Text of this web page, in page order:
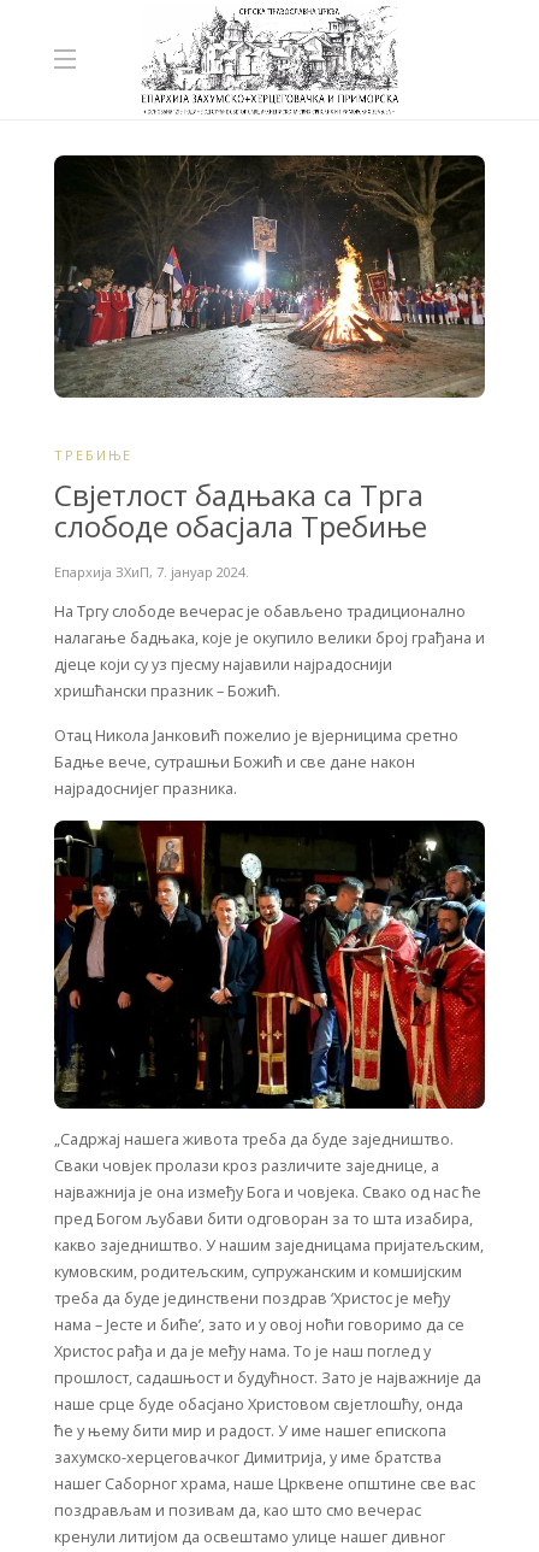
ТРЕБИЊЕ
Свјетлост бадњака са Трга
слободе обасјала Требиње
Епархија ЗХиП, 7. јануар 2024.
На Тргу слободе вечерас је обављено традиционално
налагање бадњака, које је окупило велики број грађана и
дјеце који су уз пјесму најавили најрадоснији
хришћански празник – Божић.
Отац Никола Јанковић пожелио је вјерницима сретно
Бадње вече, сутрашњи Божић и све дане након
најрадоснијег празника.
„Садржај нашега живота треба да буде заједништво.
Сваки човјек пролази кроз различите заједницe, а
најважнија је она између Бога и човјека. Свако од нас ће
пред Богом љубави бити одговоран за то шта изабира,
какво заједништво. У нашим заједницама пријатељским,
кумовским, родитељским, супружанским и комшијским
треба да буде јединствени поздрав ‘Христос је међу
нама – Јесте и биће’, зато и у овој ноћи говоримо да се
Христос рађа и да је међу нама. То је наш поглед у
прошлост, садашњост и будућност. Зато је најважније да
наше срце буде обасјано Христовом свјетлошћу, онда
ће у њему бити мир и радост. У име нашег епископа
захумско-херцеговачког Димитрија, у име братства
нашег Саборног храма, наше Црквене општине све вас
поздрављам и позивам да, као што смо вечерас
кренули литијом да освештамо улице нашег дивног